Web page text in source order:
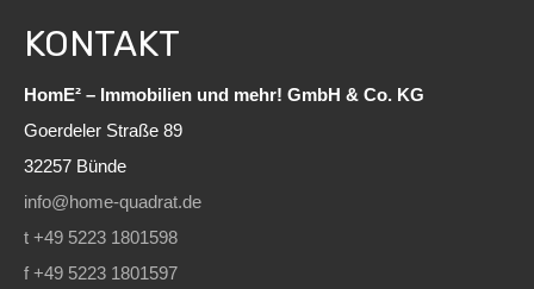
KONTAKT
HomE² – Immobilien und mehr! GmbH & Co. KG
Goerdeler Straße 89
32257 Bünde
info@home-quadrat.de
t +49 5223 1801598
f +49 5223 1801597